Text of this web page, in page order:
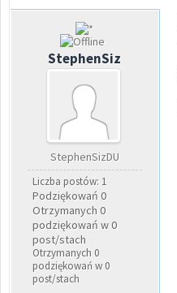
StephenSiz
StephenSizDU
Liczba postów: 1
Podziękowań 0
Otrzymanych 0
podziękowań w 0
post/stach
Otrzymanych 0
podziękowań w 0
post/stach